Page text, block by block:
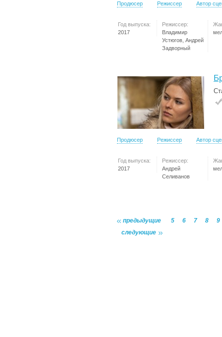
Продюсер Режиссер Автор
Год выпуска:
2017
Режиссер:
Владимир
Устюгов, Андрей
Задворный
Продюсер Режиссер Автор
Год выпуска:
2017
Режиссер:
Андрей
Селиванов
предыдущие 5 6 7 8
9
следующие